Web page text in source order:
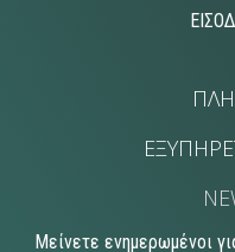
Μείνετε ενημερωμένοι